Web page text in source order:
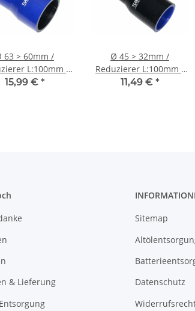
63 > 60mm /
L:100mm /
blau
15,99 € *
Ø 45 > 32mm /
Reduzierer L:100mm /
Silikonschlauch -
11,49 € *
& Lieferung
Sitemap
Datenschutz